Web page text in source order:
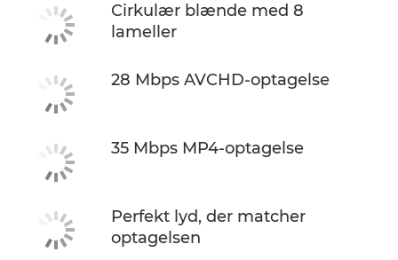
Cirkulær blænde med 8
lameller
28 Mbps AVCHD-optagelse
35 Mbps MP4-optagelse
Perfekt lyd, der matcher
optagelsen